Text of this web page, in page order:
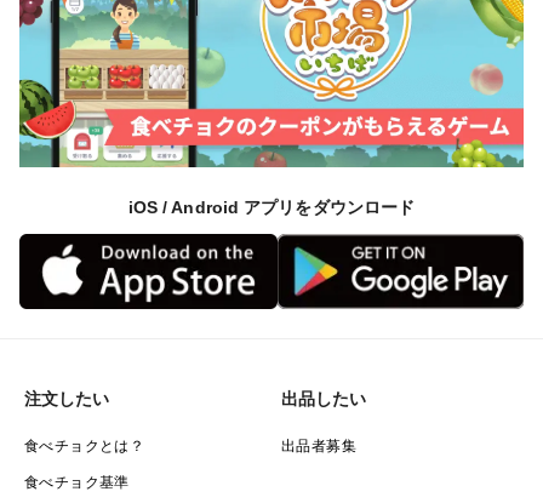
iOS / Android アプリをダウンロード
注文したい
食べチョクとは？
食べチョク基準
出品したい
出品者募集